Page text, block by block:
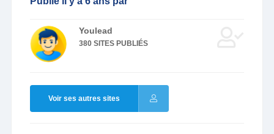
Youlead
380 SITES PUBLIÉS
Voir ses autres sites